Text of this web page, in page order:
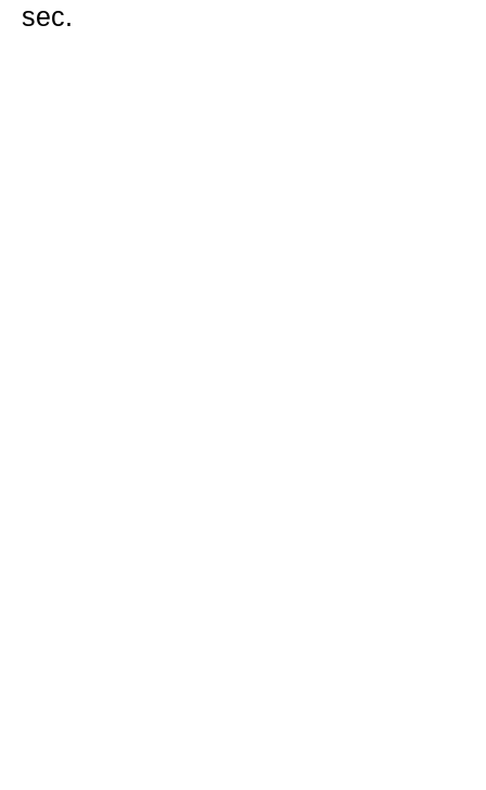
sec.